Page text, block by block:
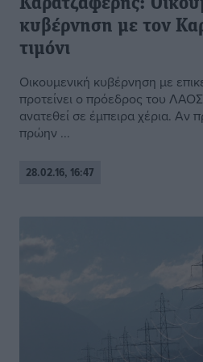
Καρατζαφέρης:
κυβέρνηση με τον
τιμόνι
Οικουμενική κυβέρνηση με
προτείνει ο πρόεδρος του
ανατεθεί σε έμπειρα χέρια. Αν
πρώην ...
28.02.16, 16:47